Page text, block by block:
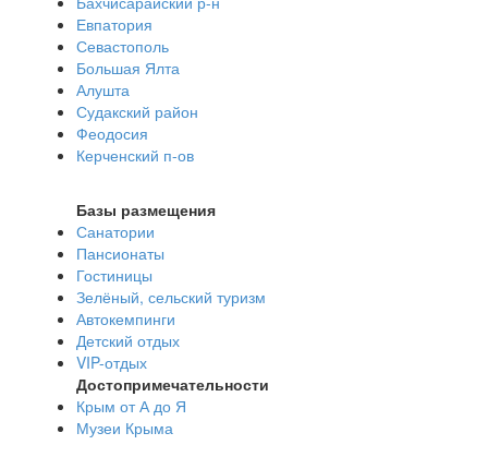
Евпатория
Севастополь
Большая Ялта
Алушта
Судакский район
Феодосия
Керченский п-ов
Базы размещения
Санатории
Пансионаты
Гостиницы
Зелёный, сельский туризм
Автокемпинги
Детский отдых
VIP-отдых
Достопримечательности
Крым от А до Я
Музеи Крыма